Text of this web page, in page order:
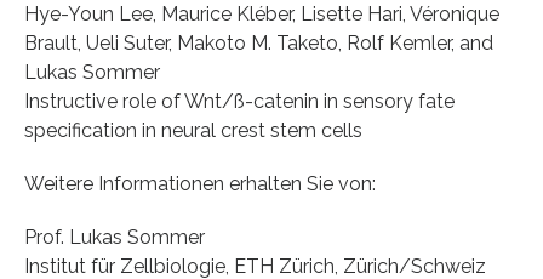
Hye-Youn Lee, Maurice Kléber, Lisette Hari, Véronique
Brault, Ueli Suter, Makoto M. Taketo, Rolf Kemler, and
Lukas Sommer
Instructive role of Wnt/ß-catenin in sensory fate
specification in neural crest stem cells
Weitere Informationen erhalten Sie von:
Prof. Lukas Sommer
Institut für Zellbiologie, ETH Zürich, Zürich/Schweiz